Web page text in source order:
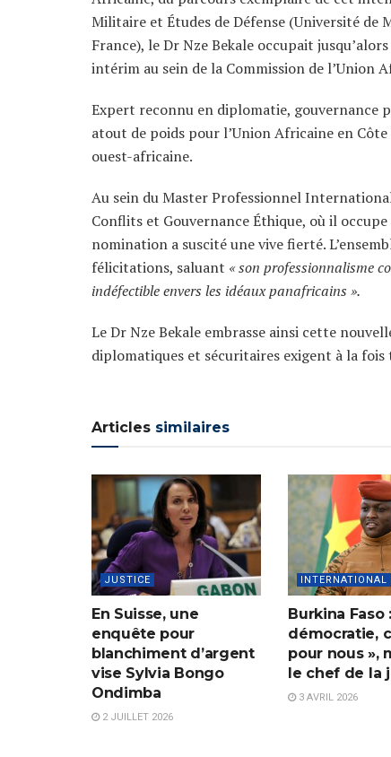
Militaire et Études de Défense (Université
France), le Dr Nze Bekale occupait
intérim au sein de la Commission de l’Union
Expert reconnu en diplomatie, gouvernance
atout de poids pour l’Union Africaine en
ouest-africaine.
Au sein du Master Professionnel
Conflits et Gouvernance Éthique, où il
nomination a suscité une vive fierté.
félicitations, saluant « son professionnalisme
indéfectible envers les idéaux panafricains ».
Le Dr Nze Bekale embrasse ainsi cette
diplomatiques et sécuritaires exigent à la
Articles similaires
JUSTICE
En Suisse, une
enquête pour
blanchiment d’argent
vise Sylvia Bongo
Ondimba
2 JUILLET 2026
INTERNATIONAL
Burkina Faso
démocratie,
pour nous »,
le chef de la
3 AVRIL 2026